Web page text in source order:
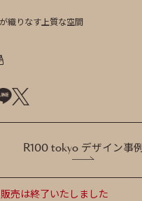
織りなす上質な空間
R100 tokyo デザイン事例
売は終了いたしました